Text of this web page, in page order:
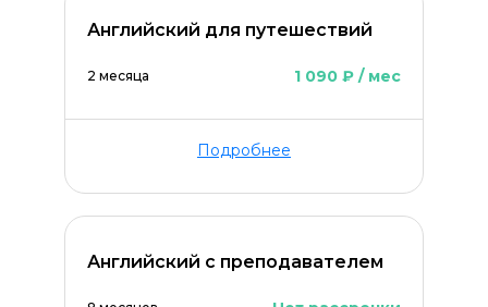
Английский для путешествий
2 месяца 1 090 ₽ / мес
Подробнее
Английский с преподавателем